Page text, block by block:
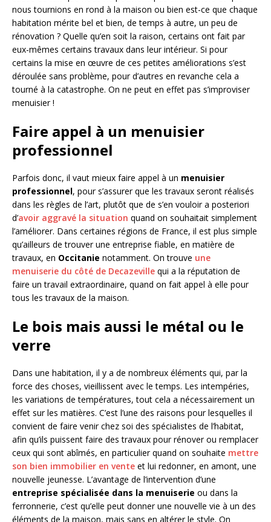
nous tournions en rond à la maison ou bien est-ce que chaque
habitation mérite bel et bien, de temps à autre, un peu de
rénovation ? Quelle qu’en soit la raison, certains ont fait par
eux-mêmes certains travaux dans leur intérieur. Si pour
certains la mise en œuvre de ces petites améliorations s’est
déroulée sans problème, pour d’autres en revanche cela a
tourné à la catastrophe. On ne peut en effet pas s’improviser
menuisier !
Faire appel à un menuisier
professionnel
Parfois donc, il vaut mieux faire appel à un menuisier
professionnel, pour s’assurer que les travaux seront réalisés
dans les règles de l’art, plutôt que de s’en vouloir a posteriori
d’avoir aggravé la situation quand on souhaitait simplement
l’améliorer. Dans certaines régions de France, il est plus simple
qu’ailleurs de trouver une entreprise fiable, en matière de
travaux, en Occitanie notamment. On trouve une
menuiserie du côté de Decazeville qui a la réputation de
faire un travail extraordinaire, quand on fait appel à elle pour
tous les travaux de la maison.
Le bois mais aussi le métal ou le
verre
Dans une habitation, il y a de nombreux éléments qui, par la
force des choses, vieillissent avec le temps. Les intempéries,
les variations de températures, tout cela a nécessairement un
effet sur les matières. C’est l’une des raisons pour lesquelles il
convient de faire venir chez soi des spécialistes de l’habitat,
afin qu’ils puissent faire des travaux pour rénover ou remplacer
ceux qui sont abîmés, en particulier quand on souhaite mettre
son bien immobilier en vente et lui redonner, en amont, une
nouvelle jeunesse. L’avantage de l’intervention d’une
entreprise spécialisée dans la menuiserie ou dans la
ferronnerie, c’est qu’elle peut donner une nouvelle vie à un des
éléments de la maison, mais sans en altérer le style. On